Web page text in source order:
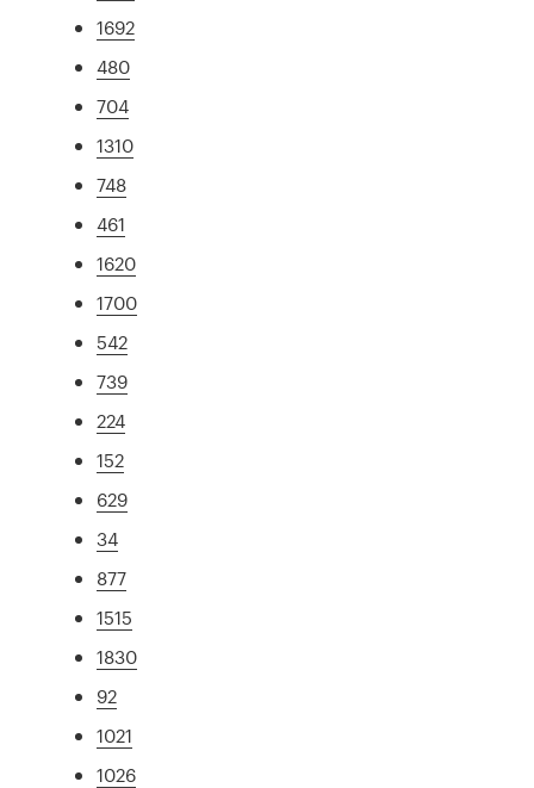
1692
480
704
1310
748
461
1620
1700
542
739
224
152
629
34
877
1515
1830
92
1021
1026